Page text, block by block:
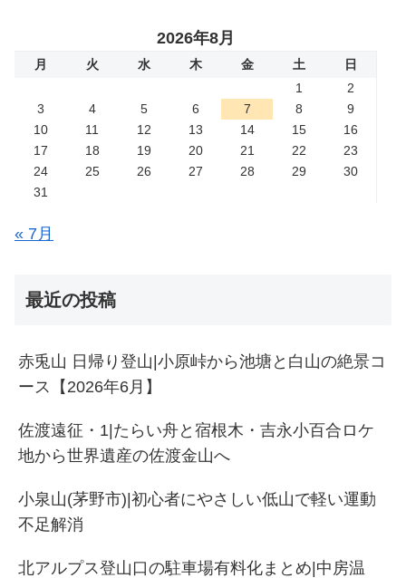
2026年8月
月 火 水 木 金 土
日
1
2
3
4 5 6 7 8
9
10
11 12 13 14 15
16
17
18 19 20 21 22
23
24
25 26 27 28 29
30
31
« 7月
最近の投稿
赤兎山 日帰り登山|小原峠から池塘と白山の絶景コ
ース【2026年6月】
佐渡遠征・1|たらい舟と宿根木・吉永小百合ロケ
地から世界遺産の佐渡金山へ
小泉山(茅野市)|初心者にやさしい低山で軽い運動
不足解消
北アルプス登山口の駐車場有料化まとめ|中房温